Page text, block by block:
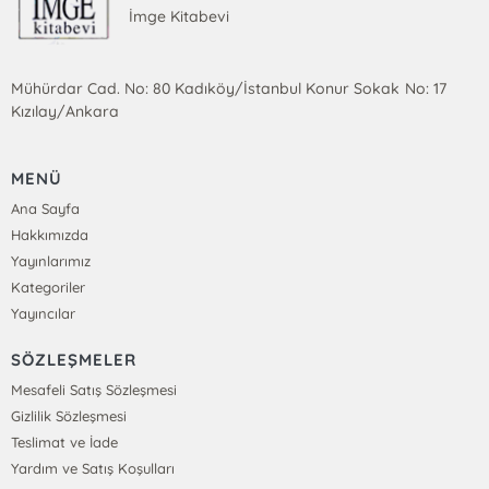
İmge Kitabevi
Mühürdar Cad. No: 80 Kadıköy/İstanbul Konur Sokak No: 17
Kızılay/Ankara
MENÜ
Ana Sayfa
Hakkımızda
Yayınlarımız
Kategoriler
Yayıncılar
SÖZLEŞMELER
Mesafeli Satış Sözleşmesi
Gizlilik Sözleşmesi
Teslimat ve İade
Yardım ve Satış Koşulları